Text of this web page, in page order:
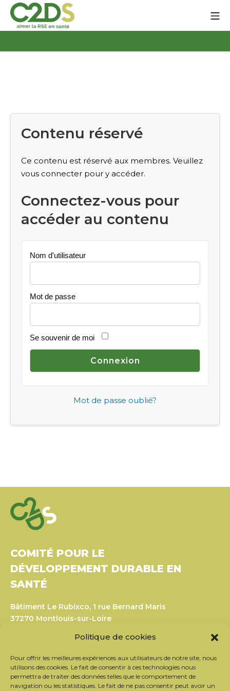
Politique de cookies
Pour offrir les meilleures expériences aux utilisateurs de notre site, nous
utilisons des cookies. Le fait de consentir à ces technologies nous
permettra de traiter des données telles que le comportement de
navigation ou les statistiques. Le fait de ne pas consentir peut avoir un
Aller
contenu
Contenu réservé
Ce contenu est réservé aux membres. Veuillez
vous connecter pour y accéder.
Connectez-vous pour
accéder au contenu
Nom d'utilisateur
Mot de passe
Se souvenir de moi
Mot de passe oublié?
COMITÉ POUR LE
DÉVELOPPEMENT DURABLE EN
SANTÉ
Bâtiment Le Rubixco, 1 rue Bernard Maris
37270 Montlouis-sur-Loire
TwitterLinkedIn
Youtube